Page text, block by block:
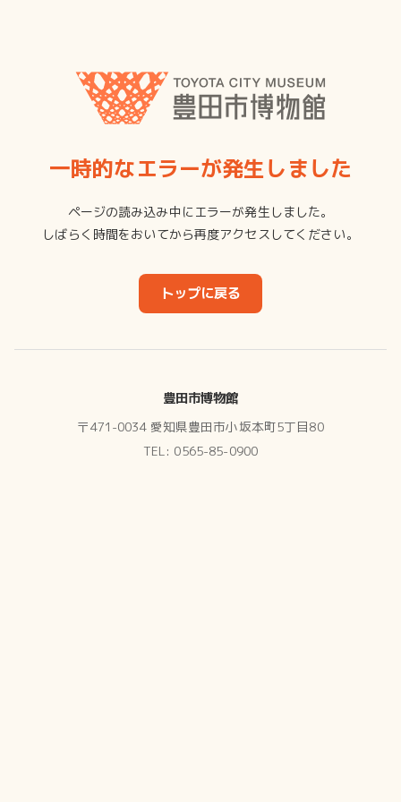
一時的なエラーが発生しました
ページの読み込み中にエラーが発生しました。
しばらく時間をおいてから再度アクセスしてください。
トップに戻る
豊田市博物館
〒471-0034 愛知県豊田市小坂本町5丁目80
TEL: 0565-85-0900